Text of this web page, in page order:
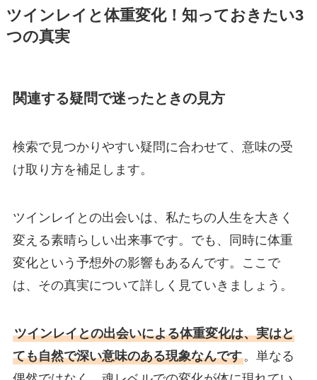
ツインレイと体重変化！知っておきたい3
つの真実
関連する疑問で迷ったときの見方
検索で見つかりやすい疑問に合わせて、意味の受
け取り方を補足します。
ツインレイとの出会いは、私たちの人生を大きく
変える素晴らしい出来事です。でも、同時に体重
変化という予想外の影響もあるんです。ここで
は、その真実について詳しく見ていきましょう。
ツインレイとの出会いによる体重変化は、実はと
ても自然で深い意味のある現象なんです。単なる